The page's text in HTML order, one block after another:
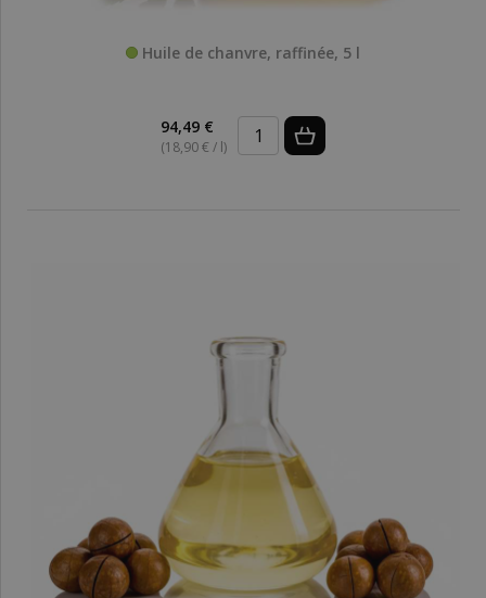
Huile de chanvre, raffinée, 5 l
94,49 €
(18,90 € / l)